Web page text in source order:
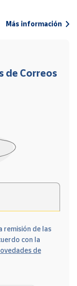
Más información
de Correos
remisión de las
con la
de